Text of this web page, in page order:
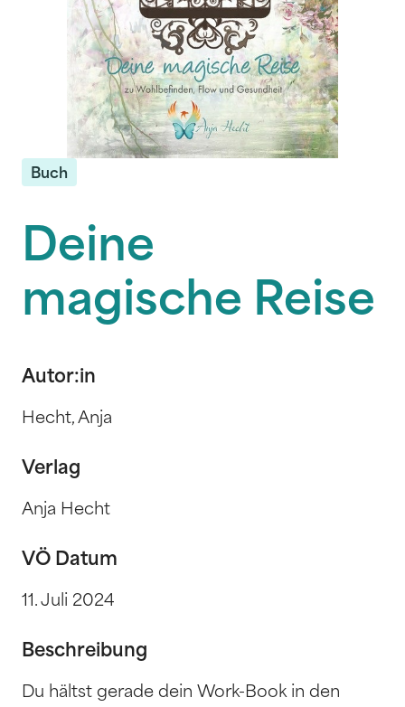
Buch
Deine
magische Reise
Autor:in
Hecht, Anja
Verlag
Anja Hecht
VÖ Datum
11. Juli 2024
Beschreibung
Du hältst gerade dein Work-Book in den